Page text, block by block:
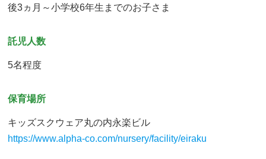
後3ヵ月～小学校6年生までのお子さま
託児人数
5名程度
保育場所
キッズスクウェア丸の内永楽ビル
https://www.alpha-co.com/nursery/facility/eiraku